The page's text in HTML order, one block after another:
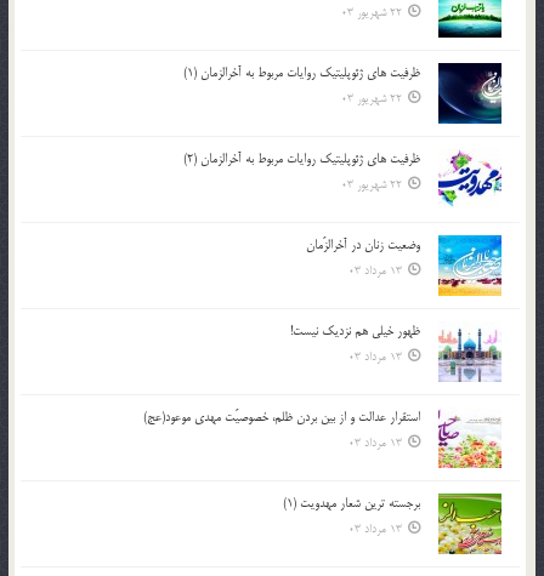
22 شهریور 03
ظرفیت های ژئوپلیتیک روایات مربوط به آخرالزمان (1)
22 شهریور 03
ظرفیت های ژئوپلیتیک روایات مربوط به آخرالزمان (2)
22 شهریور 03
وضعیت زنان در آخرالزّمان
13 مرداد 03
ظهور خیلی هم نزدیک نیست!
13 مرداد 03
استقرار عدالت و از بين بردن ظلم، خصوصيّت مهدي موعود(عج)
13 مرداد 03
برجسته ترين شعار مهدويت (1)
13 مرداد 03